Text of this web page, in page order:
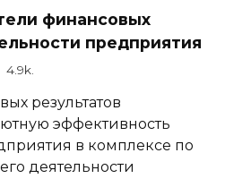
финансовых
предприятия
4.9k.
результатов
эффективность
в комплексе по
деятельности